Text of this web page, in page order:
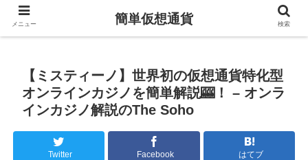
【ミスティーノ】世界初の仮想通貨特化型
オンラインカジノを簡単解説🎰！ – オンラ
インカジノ解説のThe Soho
Twitter Facebook はてブ
メニュー 簡単仮想通貨 検索